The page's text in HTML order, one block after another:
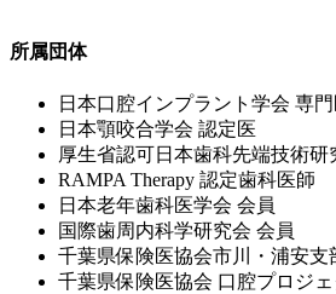
所属団体
⽇本⼝腔インプラント学会 専
⽇本顎咬合学会 認定医
厚⽣省認可⽇本⻭科先端技術研
RAMPA Therapy 認定⻭科医師
⽇本⽼年⻭科医学会 会員
国際⻭周内科学研究会 会員
千葉県保険医協会市川・浦安⽀
千葉県保険医協会 ⼝腔プロジ